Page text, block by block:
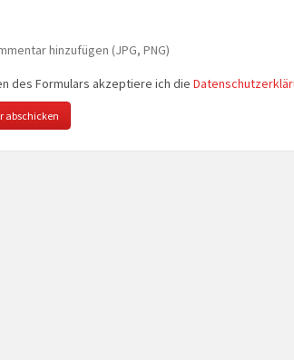
hinzufügen (JPG, PNG)
des Formulars akzeptiere ich die